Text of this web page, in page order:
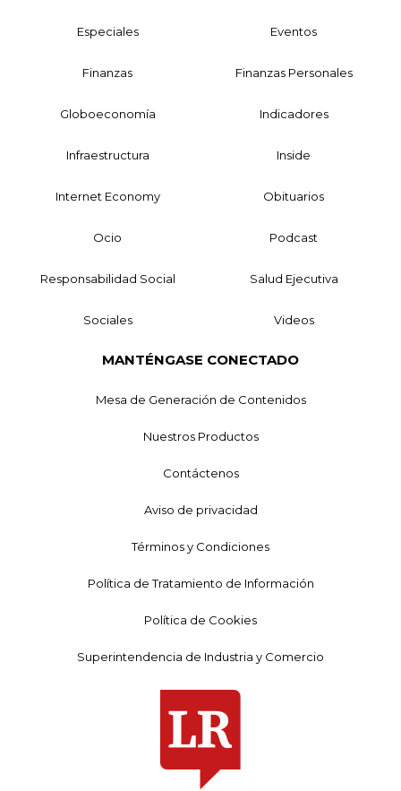
Especiales Eventos
Finanzas Finanzas Personales
Globoeconomía Indicadores
Infraestructura Inside
Internet Economy Obituarios
Ocio Podcast
Responsabilidad Social Salud Ejecutiva
Sociales Videos
MANTÉNGASE CONECTADO
Mesa de Generación de Contenidos
Nuestros Productos
Contáctenos
Aviso de privacidad
Términos y Condiciones
Política de Tratamiento de Información
Política de Cookies
Superintendencia de Industria y Comercio